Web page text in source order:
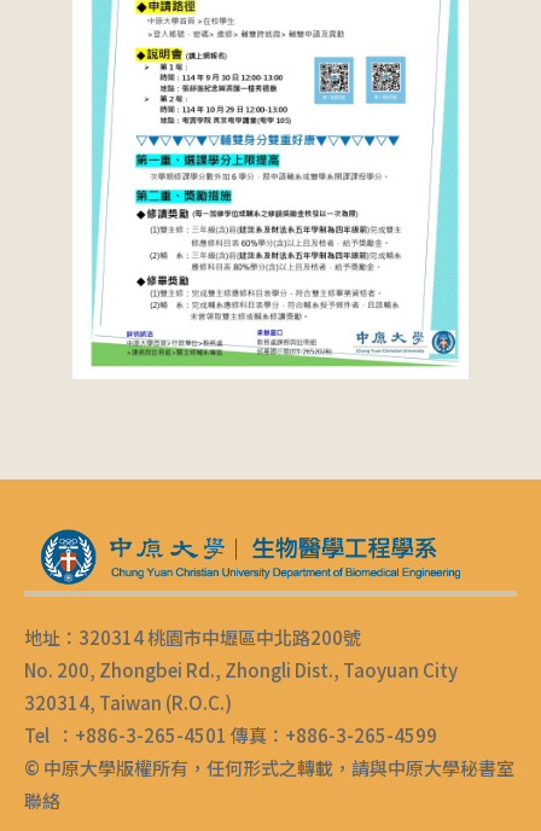
地址：320314 桃園市中壢區中北路200號
No. 200, Zhongbei Rd., Zhongli Dist., Taoyuan City
320314, Taiwan (R.O.C.)
Tel ：+886-3-265-4501 傳真：+886-3-265-4599
© 中原大學版權所有，任何形式之轉載，請與中原大學秘書室
聯絡